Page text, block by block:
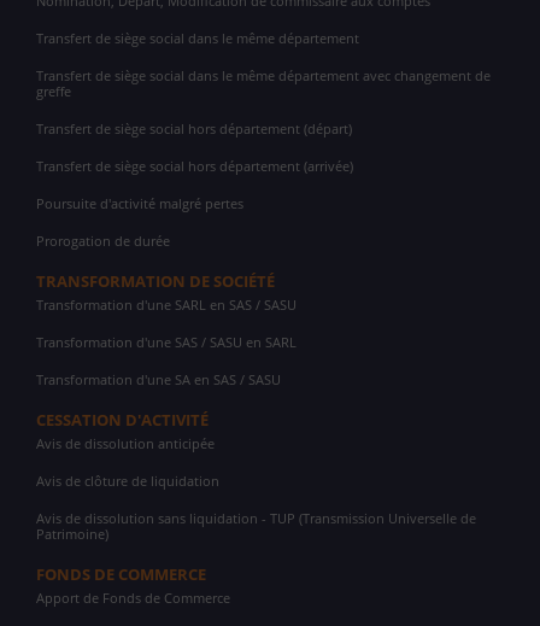
Transfert de siège social dans le même département
Transfert de siège social dans le même département avec changement de
greffe
Transfert de siège social hors département (départ)
Transfert de siège social hors département (arrivée)
Poursuite d'activité malgré pertes
Prorogation de durée
TRANSFORMATION DE SOCIÉTÉ
Transformation d'une SARL en SAS / SASU
Transformation d'une SAS / SASU en SARL
Transformation d'une SA en SAS / SASU
CESSATION D'ACTIVITÉ
Avis de dissolution anticipée
Avis de clôture de liquidation
Avis de dissolution sans liquidation - TUP (Transmission Universelle de
Patrimoine)
FONDS DE COMMERCE
Apport de Fonds de Commerce